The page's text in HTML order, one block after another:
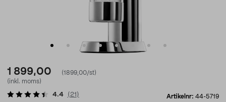
1 899,00
(1899,00/st)
(inkl. moms)
Artikelnr: 44-5719
4.4 ( 21 )